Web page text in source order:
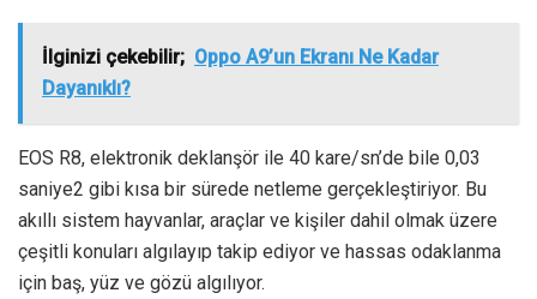
İlginizi çekebilir; Oppo A9’un Ekranı Ne Kadar
Dayanıklı?
EOS R8, elektronik deklanşör ile 40 kare/sn’de bile 0,03
saniye2 gibi kısa bir sürede netleme gerçekleştiriyor. Bu
akıllı sistem hayvanlar, araçlar ve kişiler dahil olmak üzere
çeşitli konuları algılayıp takip ediyor ve hassas odaklanma
için baş, yüz ve gözü algılıyor.